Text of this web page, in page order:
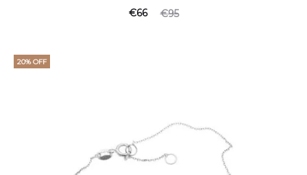
€95
€66
20% OFF